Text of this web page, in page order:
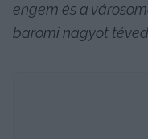
engem és a
baromi nagyot